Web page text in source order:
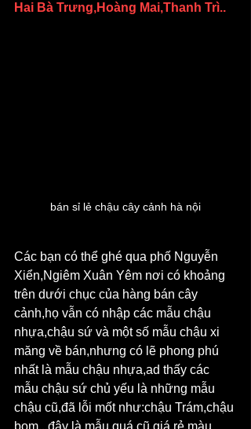
Hai Bà Trưng,Hoàng Mai,Thanh Trì..
bán sỉ lẻ chậu cây cảnh hà nội
Các bạn có thể ghé qua phố Nguyễn
Xiển,Ngiêm Xuân Yêm nơi có khoảng
trên dưới chục của hàng bán cây
cảnh,họ vẫn có nhập các mẫu chậu
nhựa,chậu sứ và một số mẫu chậu xi
măng về bán,nhưng có lẽ phong phú
nhất là mẫu chậu nhựa,ad thấy các
mẫu chậu sứ chủ yếu là những mẫu
chậu cũ,đã lỗi mốt như:chậu Trám,chậu
bom...đây là mẫu quá cũ,giá rẻ,màu